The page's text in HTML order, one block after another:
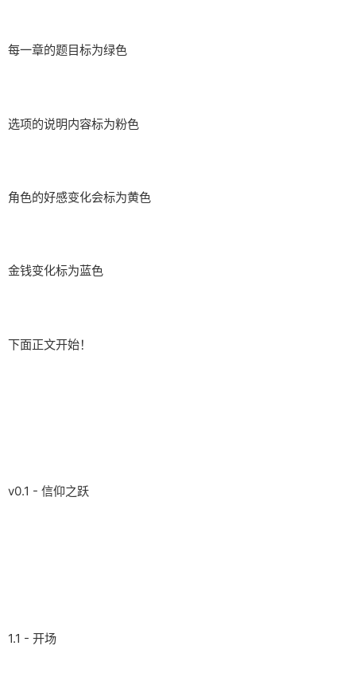
每一章的题目标为绿色
选项的说明内容标为粉色
角色的好感变化会标为黄色
金钱变化标为蓝色
下面正文开始！
v0.1 - 信仰之跃
1.1 - 开场